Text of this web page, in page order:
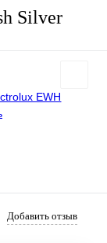
Silver
Добавить отзыв